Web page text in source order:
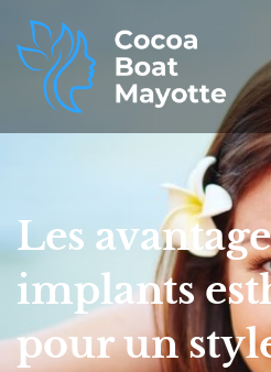
Les
implants
pour un